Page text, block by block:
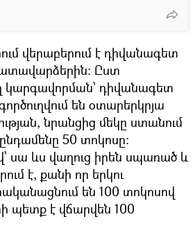
վերաբերում է դիվանագետ
Ըստ
կարգավորման՝ դիվանագետ
են օտարերկրյա
նրանցից մեկը ստանում
50 տոկոսը:
սա ևս վաղուց իրեն սպառած և
է, քանի որ երկու
են 100 տոկոսով
պետք է վճարվեն 100